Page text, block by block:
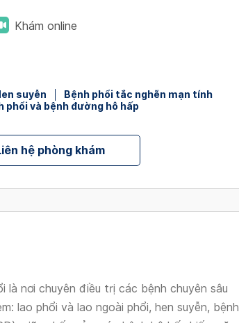
Khám online
suyễn
Bệnh phổi tắc nghẽn mạn tính
phổi và bệnh đường hô hấp
hệ phòng khám
là nơi chuyên điều trị các bệnh chuyên sâu
lao phổi và lao ngoài phổi, hen suyễn, bệnh